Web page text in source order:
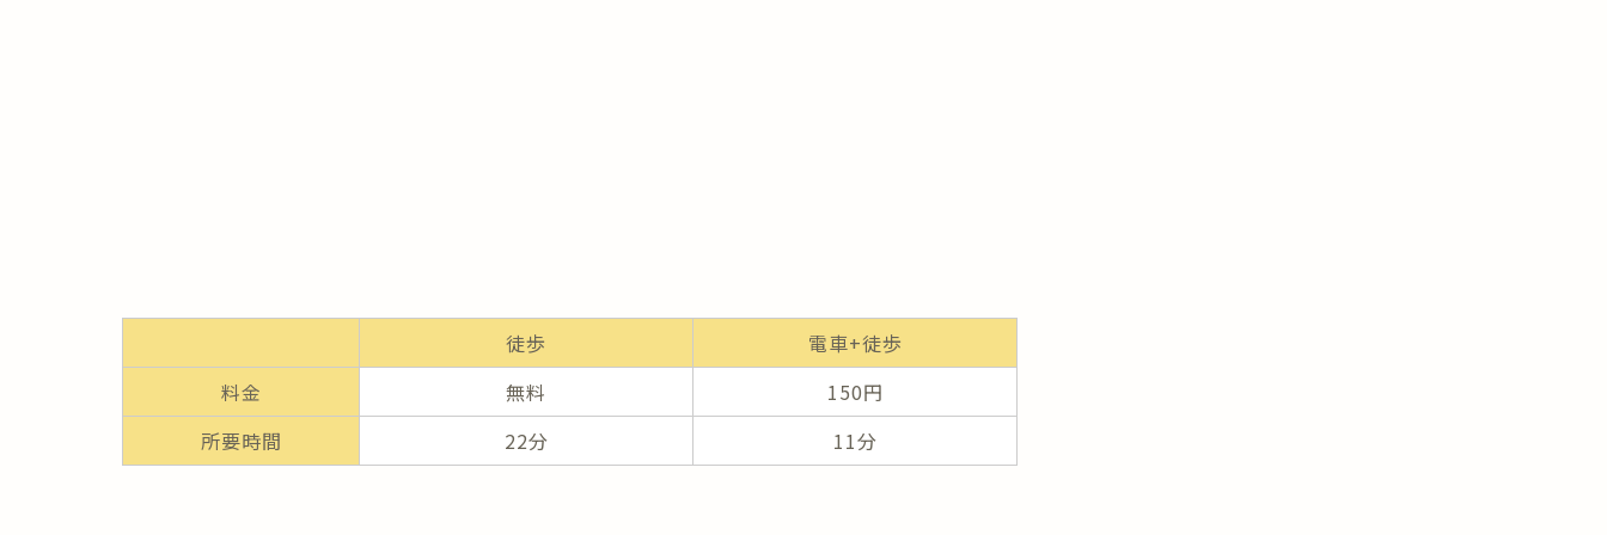
徒歩
電車+徒歩
料金
無料
150円
所要時間
22分 11分